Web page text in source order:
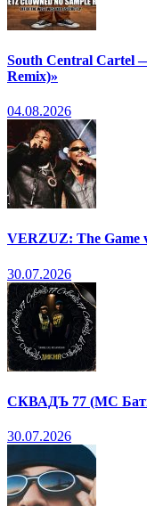
South Central Cartel
Remix)»
04.08.2026
VERZUZ: The Game
30.07.2026
СКВАДЪ 77 (МС
30.07.2026